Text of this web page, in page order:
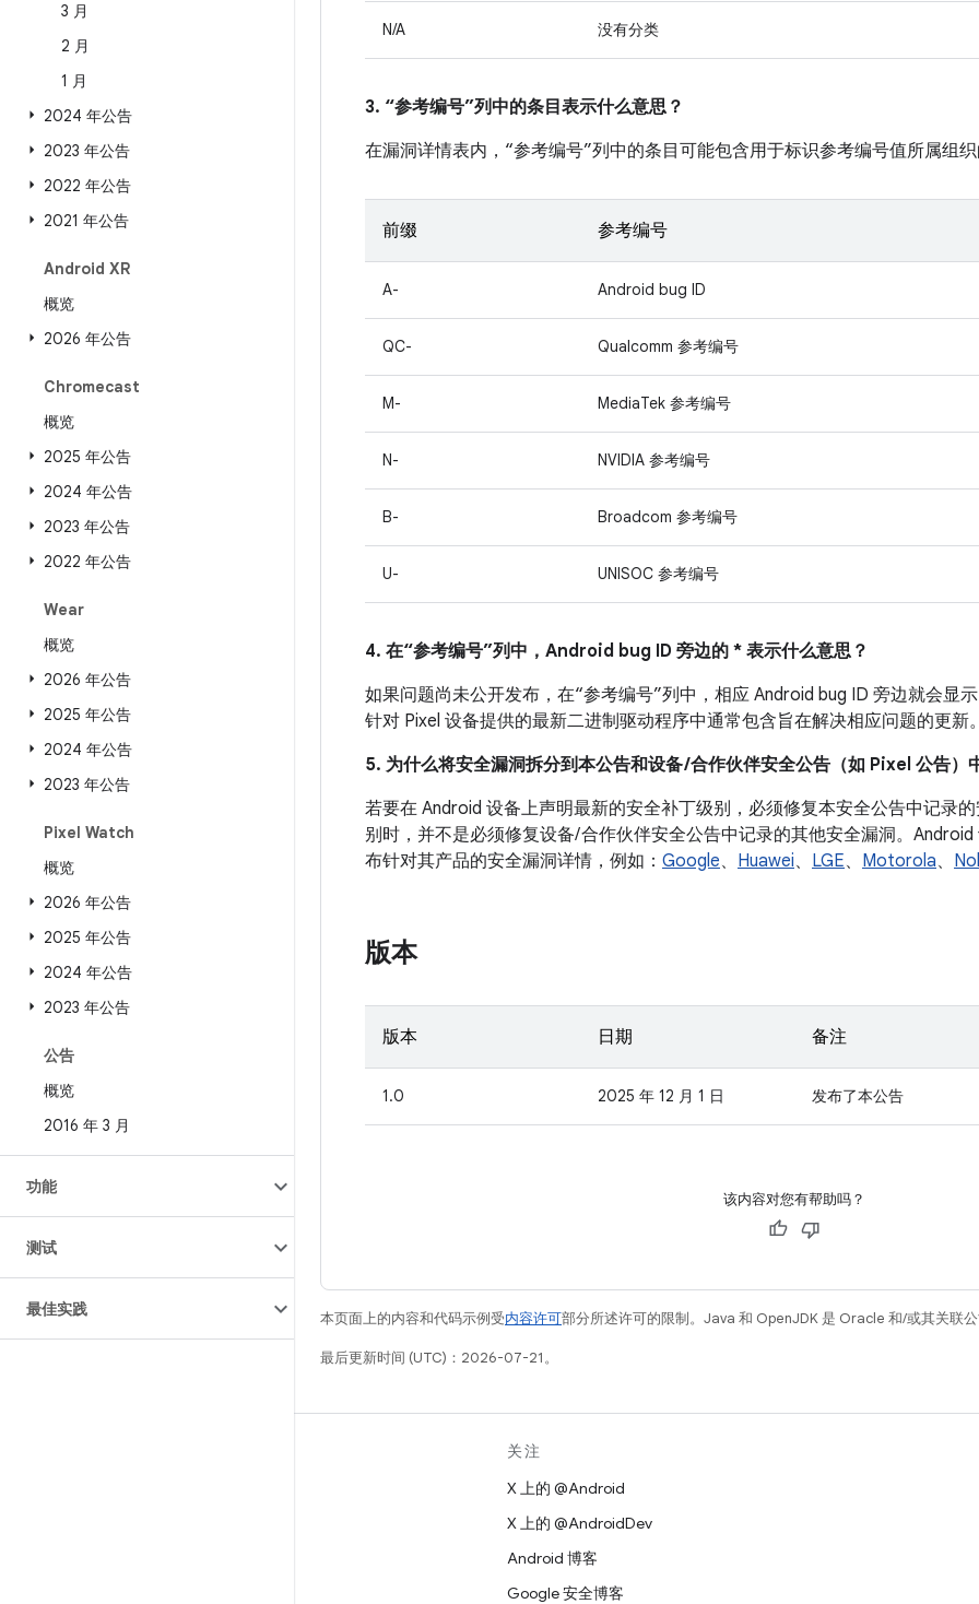
3 月
2 月
1 月
2024 年公告
2023 年公告
2022 年公告
2021 年公告
Android XR
概览
2026 年公告
Chromecast
概览
2025 年公告
2024 年公告
2023 年公告
2022 年公告
Wear
概览
2026 年公告
2025 年公告
2024 年公告
2023 年公告
Pixel Watch
概览
2026 年公告
2025 年公告
2024 年公告
2023 年公告
公告
概览
2016 年 3 月
功能
测试
最佳实践
N/A 没有分类
3. “参考编号”列中的条目表示什么意思？
在漏洞详情表内，“参考编号”列中的条目可能包含用于标识参考编号值所属组
前缀 参考编号
A- Android bug ID
QC- Qualcomm 参考编号
M- MediaTek 参考编号
N- NVIDIA 参考编号
B- Broadcom 参考编号
U- UNISOC 参考编号
4. 在“参考编号”列中，Android bug ID 旁边的 * 表示什么意思？
如果问题尚未公开发布，在“参考编号”列中，相应 Android bug ID 旁边就会显
针对 Pixel 设备提供的最新二进制驱动程序中通常包含旨在解决相应问题的更新
5. 为什么将安全漏洞拆分到本公告和设备 /合作伙伴安全公告（如 Pixel 公告）
若要在 Android 设备上声明最新的安全补丁级别，必须修复本安全公告中记录
别时，并不是必须修复设备/ 合作伙伴安全公告中记录的其他安全漏洞。
布针对其产品的安全漏洞详情，例如： Google、 Huawei、 LGE、 Motorola、
版本
版本 日期 备注
1.0 2025 年 12 月 1 日 发布了本公告
该内容对您有帮助吗？
本页面上的内容和代码示例受内容许可部分所述许可的限制。Java 和 OpenJDK 是 Oracle 和/或其关联
最后更新时间 (UTC)：2026-07-21。
关注
X 上的 @Android
X 上的 @AndroidDev
Android 博客
Google 安全博客